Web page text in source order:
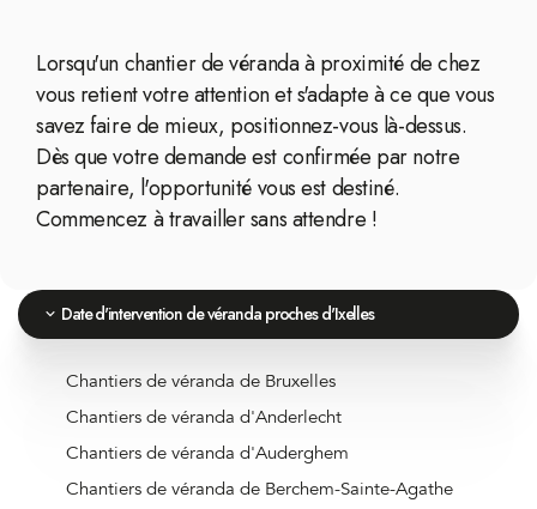
Lorsqu'un chantier de véranda à proximité de chez
vous retient votre attention et s'adapte à ce que vous
savez faire de mieux, positionnez-vous là-dessus.
Dès que votre demande est confirmée par notre
partenaire, l'opportunité vous est destiné.
Commencez à travailler sans attendre !
Date d'intervention de véranda proches d'Ixelles
Chantiers de véranda de Bruxelles
Chantiers de véranda d'Anderlecht
Chantiers de véranda d'Auderghem
Chantiers de véranda de Berchem-Sainte-Agathe